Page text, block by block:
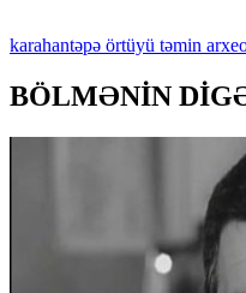
karahantəpə örtüyü təmin
BÖLMƏNİN